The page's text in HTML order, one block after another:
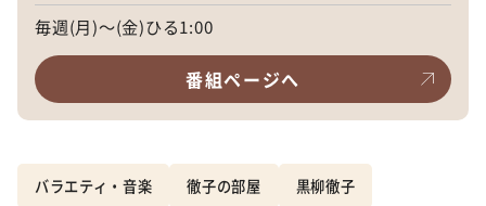
毎週(月)～(金)ひる1:00
番組ページへ
バラエティ・音楽 徹子の部屋 黒柳徹子